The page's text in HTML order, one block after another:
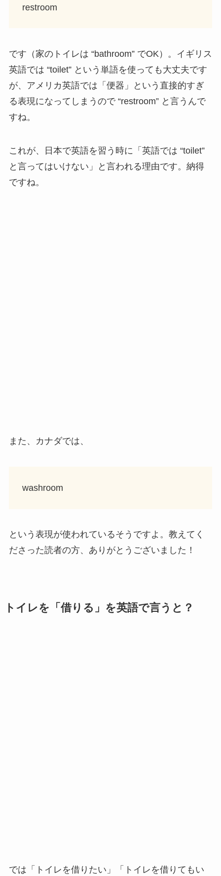
restroom
です（家のトイレは “bathroom” でOK）。イギリス
英語では “toilet” という単語を使っても大丈夫です
が、アメリカ英語では「便器」という直接的すぎ
る表現になってしまうので “restroom” と言うんで
すね。
これが、日本で英語を習う時に「英語では “toilet”
と言ってはいけない」と言われる理由です。納得
ですね。
また、カナダでは、
washroom
という表現が使われているそうですよ。教えてく
ださった読者の方、ありがとうございました！
トイレを「借りる」を英語で言うと？
では「トイレを借りたい」「トイレを借りてもい